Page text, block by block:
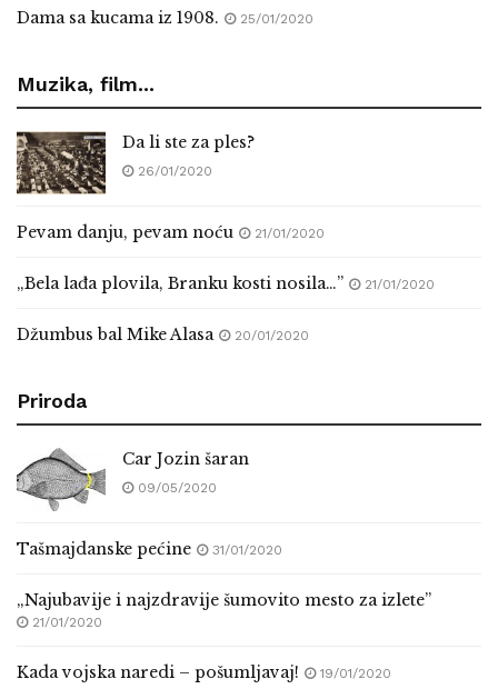
Dama sa kucama iz 1908. 25/01/2020
Muzika, film...
Da li ste za ples?
26/01/2020
Pevam danju, pevam noću 21/01/2020
„Bela lađa plovila, Branku kosti nosila…” 21/01/2020
Džumbus bal Mike Alasa 20/01/2020
Priroda
Car Jozin šaran
09/05/2020
Tašmajdanske pećine 31/01/2020
„Najubavije i najzdravije šumovito mesto za izlete”
21/01/2020
Kada vojska naredi – pošumljavaj! 19/01/2020